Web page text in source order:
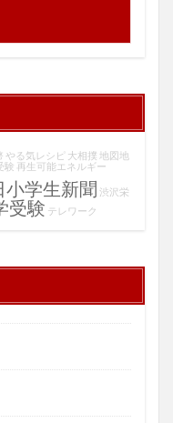
やる気レシピ 大相撲 地図地
験 再生可能エネルギー
小学生新聞 渋沢栄
受験 テレワーク